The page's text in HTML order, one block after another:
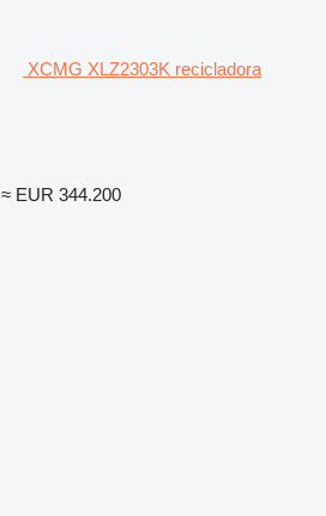
XCMG XLZ2303K recicladora
≈ EUR 344.200